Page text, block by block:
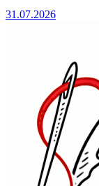
31.07.2026